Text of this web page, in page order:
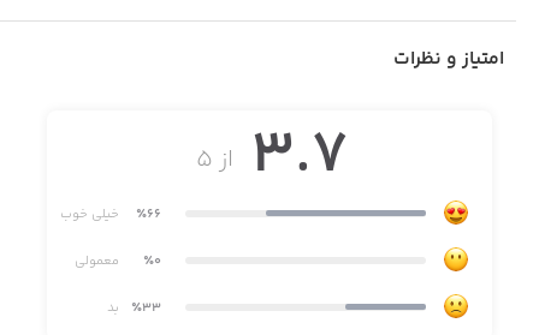
خواهد شد.
متخصصین گرامی با درنظر گرفتن اصول اخلاقی در انتشار
محتوی و حفظ حریم خصوصی افراد بدون محدودیت می توانند
از این نرم افزار استفاده نمایند.
امتیاز و نظرات
از ۵ 3.7
٪66 خیلی خوب
٪0 معمولی
٪33 بد